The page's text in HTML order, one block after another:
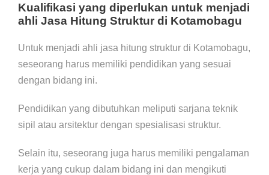
Kualifikasi yang diperlukan untuk menjadi
ahli Jasa Hitung Struktur di Kotamobagu
Untuk menjadi ahli jasa hitung struktur di Kotamobagu,
seseorang harus memiliki pendidikan yang sesuai
dengan bidang ini.
Pendidikan yang dibutuhkan meliputi sarjana teknik
sipil atau arsitektur dengan spesialisasi struktur.
Selain itu, seseorang juga harus memiliki pengalaman
kerja yang cukup dalam bidang ini dan mengikuti